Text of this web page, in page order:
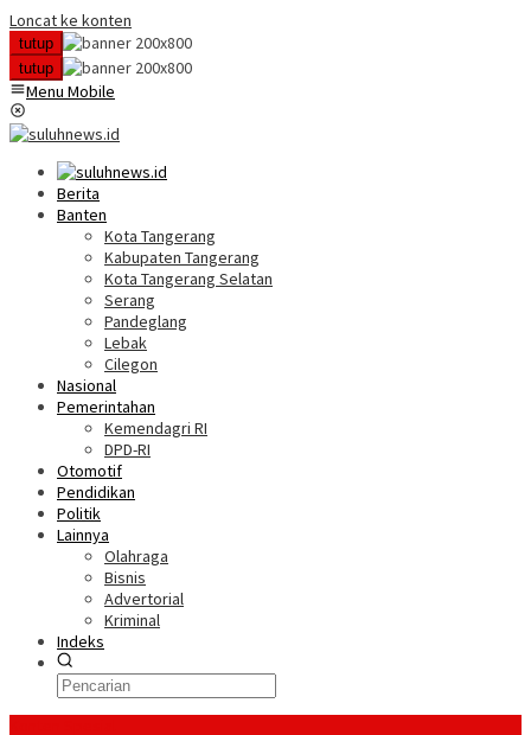
Loncat ke konten
tutup
tutup
Menu Mobile
Berita
Banten
Kota Tangerang
Kabupaten Tangerang
Kota Tangerang Selatan
Serang
Pandeglang
Lebak
Cilegon
Nasional
Pemerintahan
Kemendagri RI
DPD-RI
Otomotif
Pendidikan
Politik
Lainnya
Olahraga
Bisnis
Advertorial
Kriminal
Indeks